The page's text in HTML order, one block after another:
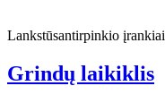
Lankstūsantirpinkio įrankiai
Grindų laikiklis